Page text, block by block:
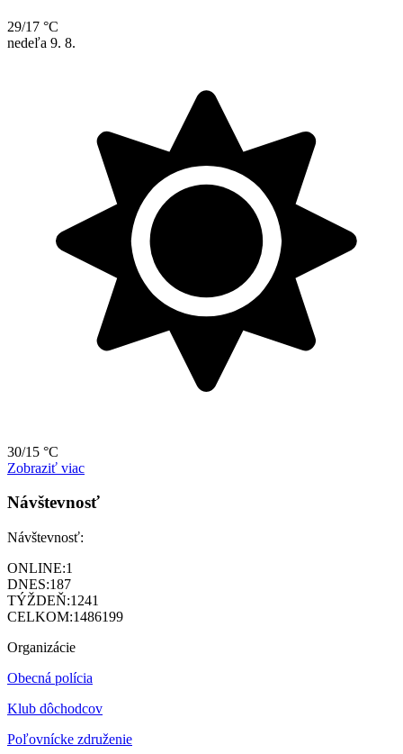
29/17 °C
nedeľa 9. 8.
30/15 °C
Zobraziť viac
Návštevnosť
Návštevnosť:
ONLINE:1
DNES:187
TÝŽDEŇ:1241
CELKOM:1486199
Organizácie
Obecná polícia
Klub dôchodcov
Poľovnícke združenie